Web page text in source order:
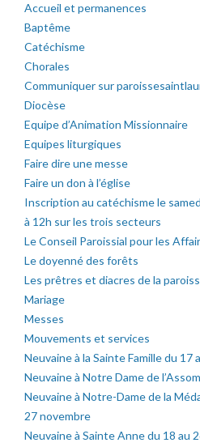
Accueil et permanences
Baptême
Catéchisme
Chorales
Communiquer sur
Diocèse
Equipe d’Animation Missionnaire
Equipes liturgiques
Faire dire une messe
Faire un don à l’église
Inscription au catéchisme le
à 12h sur les trois secteurs
Le Conseil Paroissial pour les
Le doyenné des forêts
Les prêtres et diacres de la
Mariage
Messes
Mouvements et services
Neuvaine à la Sainte Famille du 17
Neuvaine à Notre Dame de
Neuvaine à Notre-Dame de la
27 novembre
Neuvaine à Sainte Anne du 18 au